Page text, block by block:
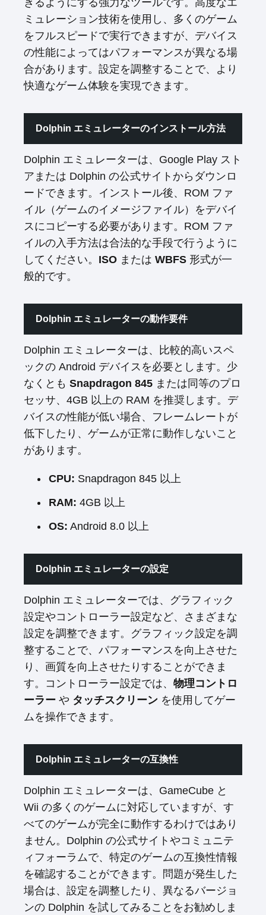
きるようにする強力なツールです。高度なエ
ミュレーション技術を使用し、多くのゲーム
をフルスピードで実行できますが、デバイス
の性能によってはパフォーマンスが異なる場
合があります。設定を調整することで、より
快適なゲーム体験を実現できます。
Dolphin エミュレーターのインストール方法
Dolphin エミュレーターは、Google Play スト
アまたは Dolphin の公式サイトからダウンロ
ードできます。インストール後、ROM ファ
イル（ゲームのイメージファイル）をデバイ
スにコピーする必要があります。ROM ファ
イルの入手方法は合法的な手段で行うように
してください。 ISO または WBFS 形式が一
般的です。
Dolphin エミュレーターの動作要件
Dolphin エミュレーターは、比較的高いスペ
ックの Android デバイスを必要とします。少
なくとも Snapdragon 845 または同等のプロ
セッサ、4GB 以上の RAM を推奨します。デ
バイスの性能が低い場合、フレームレートが
低下したり、ゲームが正常に動作しないこと
があります。
CPU: Snapdragon 845 以上
RAM: 4GB 以上
OS: Android 8.0 以上
Dolphin エミュレーターの設定
Dolphin エミュレーターでは、グラフィック
設定やコントローラー設定など、さまざまな
設定を調整できます。グラフィック設定を調
整することで、パフォーマンスを向上させた
り、画質を向上させたりすることができま
す。コントローラー設定では、 物理コントロ
ーラー や タッチスクリーン を使用してゲー
ムを操作できます。
Dolphin エミュレーターの互換性
Dolphin エミュレーターは、GameCube と
Wii の多くのゲームに対応していますが、す
べてのゲームが完全に動作するわけではあり
ません。Dolphin の公式サイトやコミュニテ
ィフォーラムで、特定のゲームの互換性情報
を確認することができます。問題が発生した
場合は、設定を調整したり、異なるバージョ
ンの Dolphin を試してみることをお勧めしま